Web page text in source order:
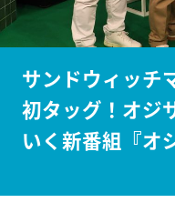
サンドウィッチ
初タッグ！オジ
いく新番組『オ